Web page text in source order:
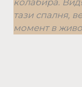
тази спалня,
момент в